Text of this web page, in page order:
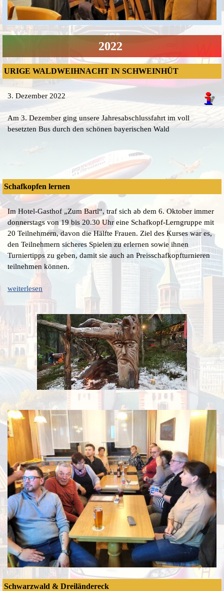
2022
URIGE WALDWEIHNACHT IN SCHWEINHÜT
3. Dezember 2022
Am 3. Dezember ging unsere Jahresabschlussfahrt im voll
besetzten Bus durch den schönen bayerischen Wald
Schafkopfen lernen
Im Hotel-Gasthof „Zum Bartl“, traf sich ab dem 6. Oktober immer
donnerstags von 19 bis 20.30 Uhr eine Schafkopf-Lerngruppe mit
20 Teilnehmern, davon die Hälfte Frauen. Ziel des Kurses war es,
den Teilnehmern sicheres Spielen zu erlernen sowie ihnen
Turniertipps zu geben, damit sie auch an Preisschafkopfturnieren
teilnehmen können.
weiterlesen
Schwarzwald & Dreiländereck